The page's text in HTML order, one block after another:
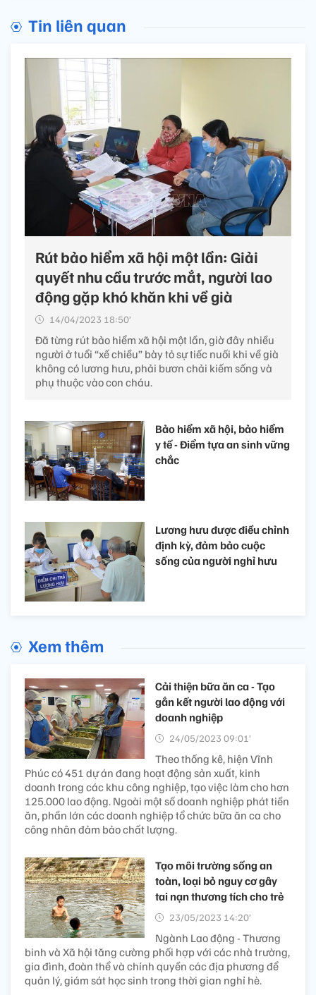
Tin liên quan
Rút bảo hiểm xã hội một lần: Giải
quyết nhu cầu trước mắt, người lao
động gặp khó khăn khi về già
14/04/2023 18:50’
Đã từng rút bảo hiểm xã hội một lần, giờ đây nhiều
người ở tuổi “xế chiều” bày tỏ sự tiếc nuối khi về già
không có lương hưu, phải bươn chải kiếm sống và
phụ thuộc vào con cháu.
Bảo hiểm xã hội, bảo hiểm
y tế - Điểm tựa an sinh vững
chắc
Lương hưu được điều chỉnh
định kỳ, đảm bảo cuộc
sống của người nghỉ hưu
Xem thêm
Cải thiện bữa ăn ca - Tạo
gắn kết người lao động với
doanh nghiệp
24/05/2023 09:01’
Theo thống kê, hiện Vĩnh
Phúc có 451 dự án đang hoạt động sản xuất, kinh
doanh trong các khu công nghiệp, tạo việc làm cho hơn
125.000 lao động. Ngoài một số doanh nghiệp phát tiền
ăn, phần lớn các doanh nghiệp tổ chức bữa ăn ca cho
công nhân đảm bảo chất lượng.
Tạo môi trường sống an
toàn, loại bỏ nguy cơ gây
tai nạn thương tích cho trẻ
23/05/2023 14:20’
Ngành Lao động - Thương
binh và Xã hội tăng cường phối hợp với các nhà trường,
gia đình, đoàn thể và chính quyền các địa phương để
quản lý, giám sát học sinh trong thời gian nghỉ hè.